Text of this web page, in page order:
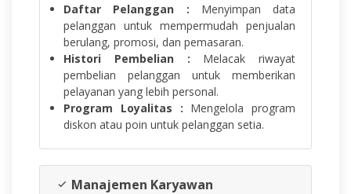
Daftar Pelanggan : Menyimpan data
pelanggan untuk mempermudah penjualan
berulang, promosi, dan pemasaran.
Histori Pembelian : Melacak riwayat
pembelian pelanggan untuk memberikan
pelayanan yang lebih personal.
Program Loyalitas : Mengelola program
diskon atau poin untuk pelanggan setia.
Manajemen Karyawan